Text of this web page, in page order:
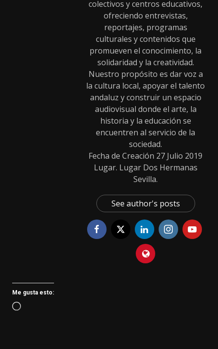
colectivos y centros educativos,
ofreciendo entrevistas,
reportajes, programas
culturales y contenidos que
promueven el conocimiento, la
solidaridad y la creatividad.
Nuestro propósito es dar voz a
la cultura local, apoyar el talento
andaluz y construir un espacio
audiovisual donde el arte, la
historia y la educación se
encuentren al servicio de la
sociedad.
Fecha de Creación 27 Julio 2019
Lugar. Lugar Dos Hermanas
Sevilla.
See author's posts
Me gusta esto:
Cargando...